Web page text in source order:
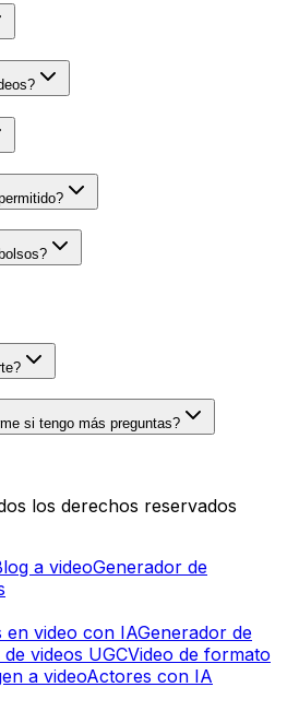
si tengo más preguntas?
los derechos reservados
a videoGenerador de
en video con IAGenerador de
videos UGCVideo de formato
a videoActores con IA